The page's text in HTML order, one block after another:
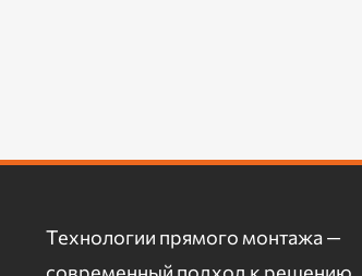
Технологии прямого монтажа —